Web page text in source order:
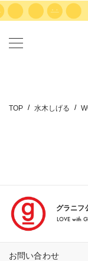
カテゴリーから
カテゴリ
サイズ
TOP 水木しげる
グラニフ
LOVE with
お問い合わせ